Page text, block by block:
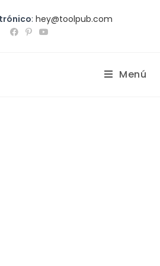
: hey@toolpub.com
Menú